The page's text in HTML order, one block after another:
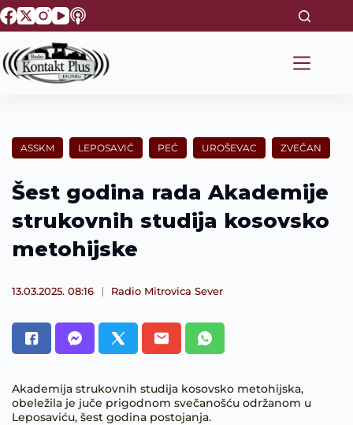
S
k
p
t
e
t
ASSKM LEPOSAVIĆ PEĆ UROŠEVAC ZVEČAN
Šest godina rada Akademije
strukovnih studija kosovsko
metohijske
13.03.2025. 08:16 Radio Mitrovica Sever
Akademija strukovnih studija kosovsko metohijska,
obeležila je juče prigodnom svečanošću održanom u
Leposaviću, šest godina postojanja.